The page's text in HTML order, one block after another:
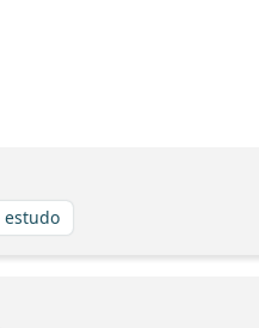
estudo